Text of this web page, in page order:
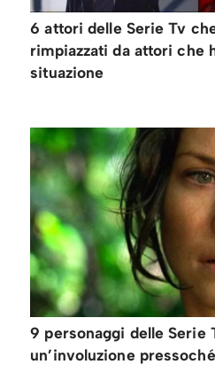
6 attori delle Serie Tv
rimpiazzati da attori che
situazione
9 personaggi delle Serie
un’involuzione